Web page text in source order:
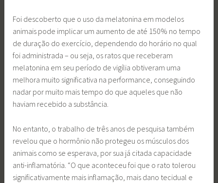
Foi descoberto que o uso da melatonina em modelos
animais pode implicar um aumento de até 150% no tempo
de duração do exercício, dependendo do horário no qual
foi administrada – ou seja, os ratos que receberam
melatonina em seu período de vigília obtiveram uma
melhora muito significativa na performance, conseguindo
nadar por muito mais tempo do que aqueles que não
haviam recebido a substância.
No entanto, o trabalho de três anos de pesquisa também
revelou que o hormônio não protegeu os músculos dos
animais como se esperava, por sua já citada capacidade
anti-inflamatória. “O que aconteceu foi que o rato tolerou
significativamente mais inflamação, mais dano tecidual e